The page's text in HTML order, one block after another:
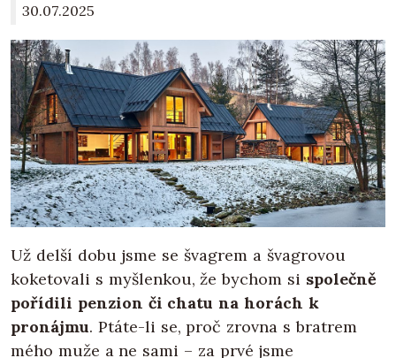
30.07.2025
Už delší dobu jsme se švagrem a švagrovou
koketovali s myšlenkou, že bychom si společně
pořídili penzion či chatu na horách k
pronájmu. Ptáte-li se, proč zrovna s bratrem
mého muže a ne sami – za prvé jsme